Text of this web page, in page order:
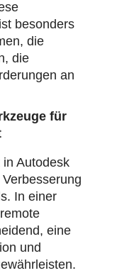
besonders
die
die
an
für
Autodesk
In einer
eine
und